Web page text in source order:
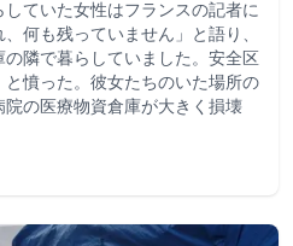
ていた女性はフランスの記者に
何も残っていません」と語り、
隣で暮らしていました。安全区
憤った。彼女たちのいた場所の
の医療物資倉庫が大きく損壊